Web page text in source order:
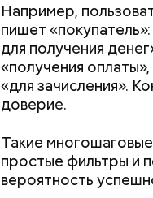
Например,
пишет
для получения
«получения
«для зачисления».
доверие.
Такие
простые фильтры и
вероятность